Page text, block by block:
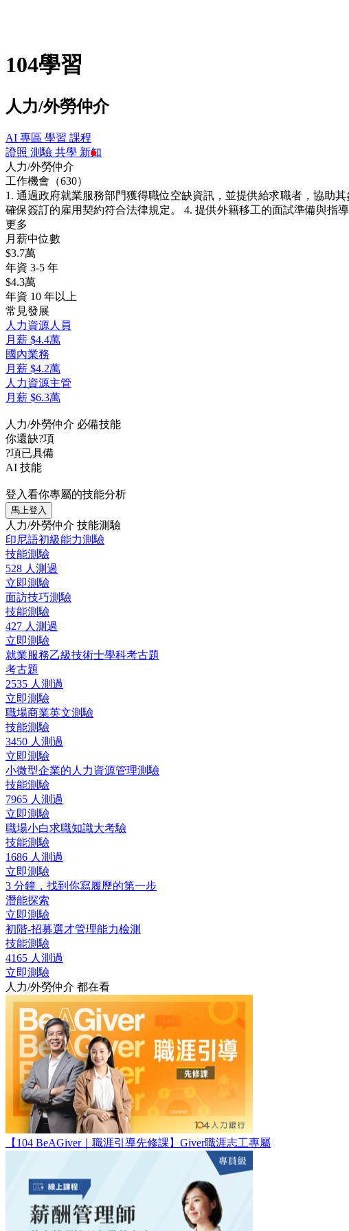
104學習
人力/外勞仲介
AI 專區 學習 課程
證照 測驗 共學 新知
人力/外勞仲介
工作機會（630）
1. 通過政府就業服務部門獲得職位空缺資訊，並提供給求職者，協助
確保簽訂的雇用契約符合法律規定。 4. 提供外籍移工的面試準備與指
更多
月薪中位數
$3.7萬
年資 3-5 年
$4.3萬
年資 10 年以上
常見發展
人力資源人員
月薪 $4.4萬
國內業務
月薪 $4.2萬
人力資源主管
月薪 $6.3萬
人力/外勞仲介 必備技能
你還缺?項
?項已具備
AI 技能
登入看你專屬的技能分析
馬上登入
人力/外勞仲介 技能測驗
印尼語初級能力測驗
技能測驗
528 人測過
立即測驗
面訪技巧測驗
技能測驗
427 人測過
立即測驗
就業服務乙級技術士學科考古題
考古題
2535 人測過
立即測驗
職場商業英文測驗
技能測驗
3450 人測過
立即測驗
小微型企業的人力資源管理測驗
技能測驗
7965 人測過
立即測驗
職場小白求職知識大考驗
技能測驗
1686 人測過
立即測驗
3 分鐘，找到你寫履歷的第一步
潛能探索
立即測驗
初階-招募選才管理能力檢測
技能測驗
4165 人測過
立即測驗
人力/外勞仲介 都在看
【104 BeAGiver｜職涯引導先修課】Giver職涯志工專屬